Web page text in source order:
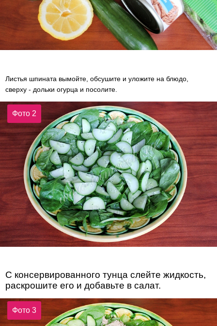
Листья шпината вымойте, обсушите и уложите на блюдо,
сверху - дольки огурца и посолите.
Фото 2
С консервированного тунца слейте жидкость,
раскрошите его и добавьте в салат.
Фото 3